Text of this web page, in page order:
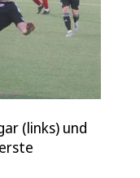
(links) und